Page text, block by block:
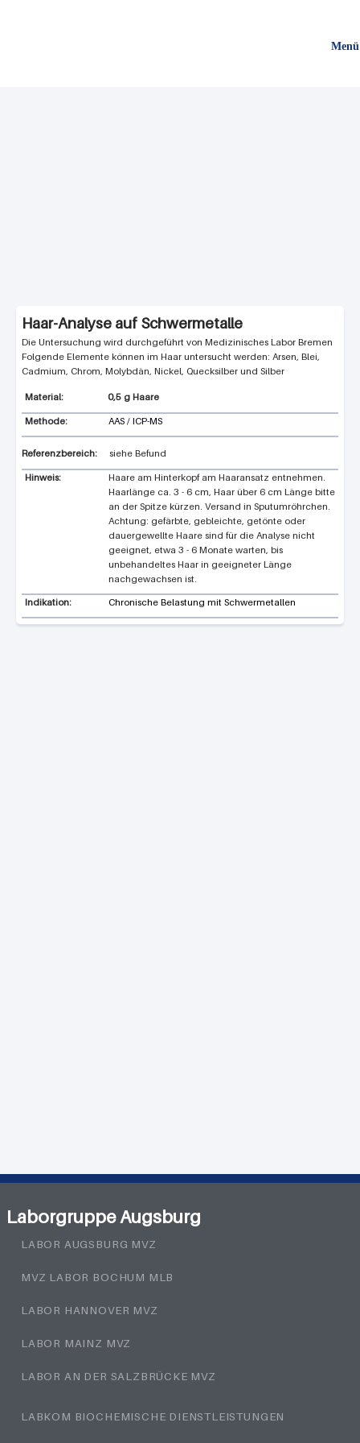
Menü
Haar-Analyse auf Schwermetalle
Medizinisches Labor Bremen
Folgende Elemente können im Haar untersucht werden: Arsen, Blei,
Cadmium, Chrom, Molybdän, Nickel, Quecksilber und Silber
0,5 g Haare
Methode: AAS / ICP-MS
Referenzbereich: siehe Befund
Hinweis:
Haare am Hinterkopf am Haaransatz entnehmen.
Haarlänge ca. 3 - 6 cm, Haar über 6 cm Länge bitte
an der Spitze kürzen. Versand in Sputumröhrchen.
Achtung: gefärbte, gebleichte, getönte oder
dauergewellte Haare sind für die Analyse nicht
geeignet, etwa 3 - 6 Monate warten, bis
unbehandeltes Haar in geeigneter Länge
nachgewachsen ist.
Indikation: Chronische Belastung mit Schwermetallen
Laborgruppe Augsburg
LABOR AUGSBURG MVZ
MVZ LABOR BOCHUM MLB
LABOR HANNOVER MVZ
LABOR MAINZ MVZ
LABOR AN DER SALZBRÜCKE MVZ
LABKOM BIOCHEMISCHE DIENSTLEISTUNGEN